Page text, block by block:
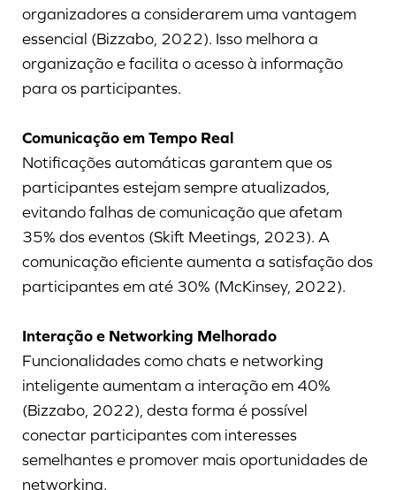
organizadores a considerarem uma vantagem
essencial (Bizzabo, 2022). Isso melhora a
organização e facilita o acesso à informação
para os participantes.
Comunicação em Tempo Real
Notificações automáticas garantem que os
participantes estejam sempre atualizados,
evitando falhas de comunicação que afetam
35% dos eventos (Skift Meetings, 2023). A
comunicação eficiente aumenta a satisfação dos
participantes em até 30% (McKinsey, 2022).
Interação e Networking Melhorado
Funcionalidades como chats e networking
inteligente aumentam a interação em 40%
(Bizzabo, 2022), desta forma é possível
conectar participantes com interesses
semelhantes e promover mais oportunidades de
networking.